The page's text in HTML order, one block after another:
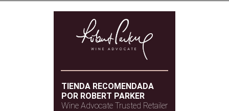
TIENDA RECOMENDADA
POR ROBERT PARKER
Wine Advocate Trusted Retailer